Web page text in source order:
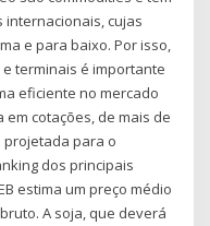
cujas
e para baixo. Por isso,
terminais é importante
eficiente no mercado
em cotações, de mais de
projetada para o
dos principais
estima um preço médio
A soja, que deverá